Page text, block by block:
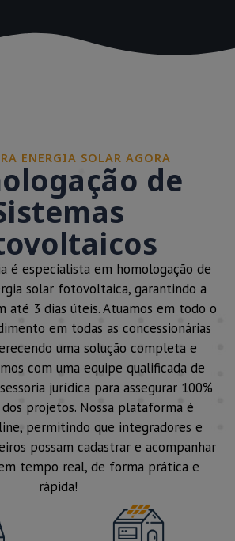
ENERGIA SOLAR AGORA
de
é especialista em homologação de
solar fotovoltaica, garantindo a
até 3 dias úteis. Atuamos em todo o
em todas as concessionárias
uma solução completa e
com uma equipe qualificada de
jurídica para assegurar 100%
projetos. Nossa plataforma é
permitindo que integradores e
possam cadastrar e acompanhar
tempo real, de forma prática e
rápida!